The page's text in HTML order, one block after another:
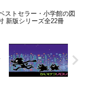
ストセラー・小学館の図
新版シリーズ全22冊